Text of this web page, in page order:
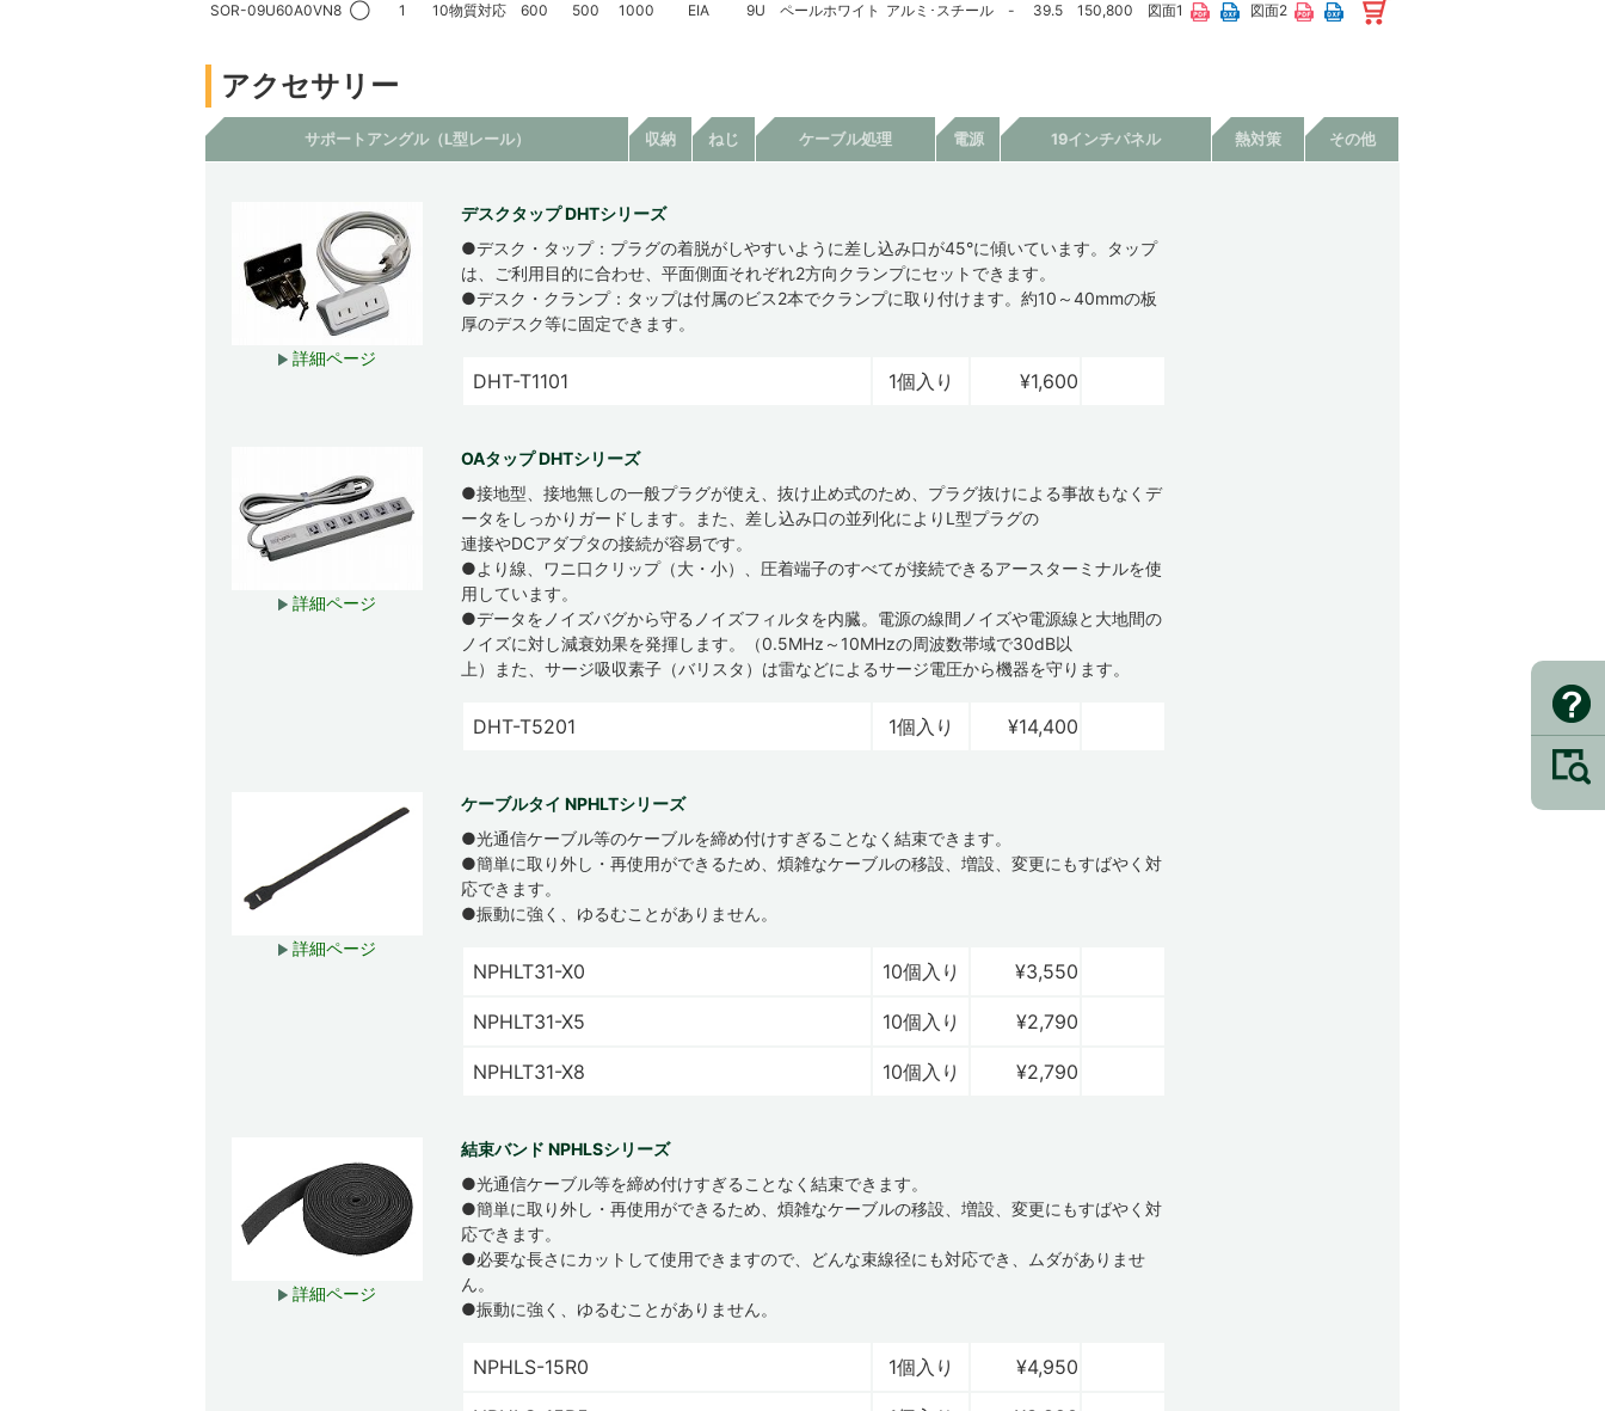
SOR-09U60A0VN8 ◯ 1 10物質対応 600 500 1000 EIA 9U ペールホワイト アルミ･スチール - 39.5 150,800 図面1 図面2
アクセサリー
サポートアングル（L型レール） 収納 ねじ ケーブル処理 電源 19インチパネル 熱対策 その他
詳細ページ
デスクタップ DHTシリーズ
●デスク・タップ：プラグの着脱がしやすいように差し込み口が45°に傾いています。タップ
は、ご利用目的に合わせ、平面側面それぞれ2方向クランプにセットできます。
●デスク・クランプ：タップは付属のビス2本でクランプに取り付けます。約10～40mmの板
厚のデスク等に固定できます。
DHT-T1101 1個入り ¥1,600
詳細ページ
OAタップ DHTシリーズ
●接地型、接地無しの一般プラグが使え、抜け止め式のため、プラグ抜けによる事故もなくデ
ータをしっかりガードします。また、差し込み口の並列化によりL型プラグの
連接やDCアダプタの接続が容易です。
●より線、ワニ口クリップ（大・小）、圧着端子のすべてが接続できるアースターミナルを使
用しています。
●データをノイズバグから守るノイズフィルタを内臓。電源の線間ノイズや電源線と大地間の
ノイズに対し減衰効果を発揮します。（0.5MHz～10MHzの周波数帯域で30dB以
上）また、サージ吸収素子（バリスタ）は雷などによるサージ電圧から機器を守ります。
DHT-T5201 1個入り ¥14,400
詳細ページ
ケーブルタイ NPHLTシリーズ
●光通信ケーブル等のケーブルを締め付けすぎることなく結束できます。
●簡単に取り外し・再使用ができるため、煩雑なケーブルの移設、増設、変更にもすばやく対
応できます。
●振動に強く、ゆるむことがありません。
NPHLT31-X0 10個入り ¥3,550
NPHLT31-X5 10個入り ¥2,790
NPHLT31-X8 10個入り ¥2,790
詳細ページ
結束バンド NPHLSシリーズ
●光通信ケーブル等を締め付けすぎることなく結束できます。
●簡単に取り外し・再使用ができるため、煩雑なケーブルの移設、増設、変更にもすばやく対
応できます。
●必要な長さにカットして使用できますので、どんな束線径にも対応でき、ムダがありませ
ん。
●振動に強く、ゆるむことがありません。
NPHLS-15R0 1個入り ¥4,950